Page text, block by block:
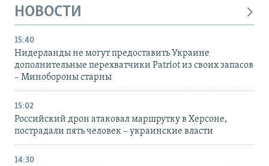
НОВОСТИ
15:40
Нидерланды не могут предоставить Украине
дополнительные перехватчики Patriot из своих запасов
– Минобороны старны
15:02
Российский дрон атаковал маршрутку в Херсоне,
пострадали пять человек – украинские власти
14:30